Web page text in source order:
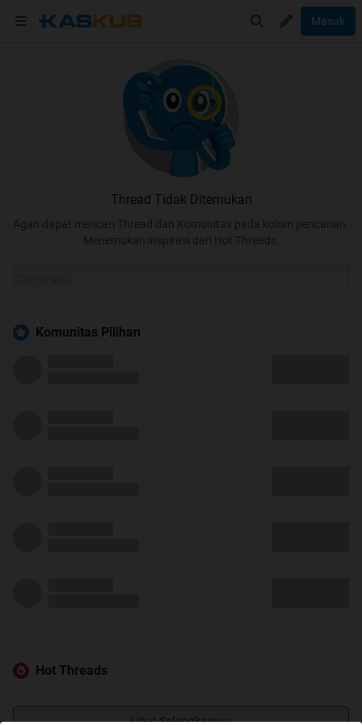
Masuk
Thread Tidak Ditemukan
Agan dapat mencari Thread dan Komunitas pada kolom pencarian.
Menemukan inspirasi dari Hot Threads.
Komunitas Pilihan
Hot Threads
Lihat Selengkapnya